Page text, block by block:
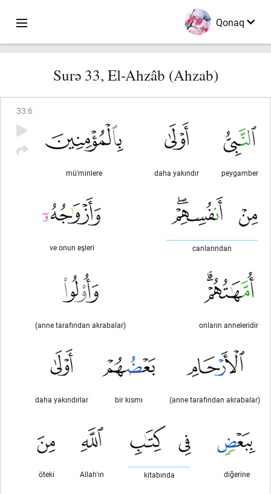
Qonaq
Surə 33, El-Ahzâb (Ahzab)
33:6
peygamber
daha yakındır
mü'minlere
canlarından
ve onun eşleri
onların anneleridir
(anne tarafından akrabalar)
(anne tarafından akrabalar)
bir kısmı
daha yakındırlar
diğerine
kitabında
Allah'ın
öteki